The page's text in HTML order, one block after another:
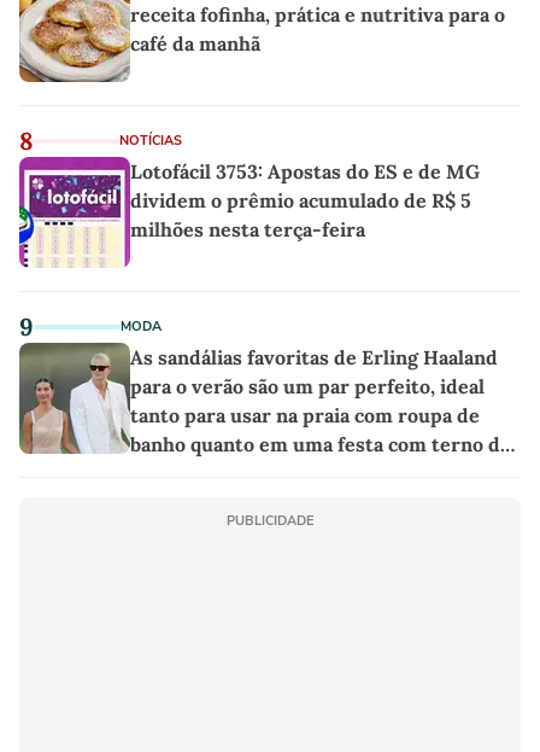
receita fofinha, prática e nutritiva para o
café da manhã
8 NOTÍCIAS
Lotofácil 3753: Apostas do ES e de MG
dividem o prêmio acumulado de R$ 5
milhões nesta terça-feira
9 MODA
As sandálias favoritas de Erling Haaland
para o verão são um par perfeito, ideal
tanto para usar na praia com roupa de
banho quanto em uma festa com terno de
PUBLICIDADE